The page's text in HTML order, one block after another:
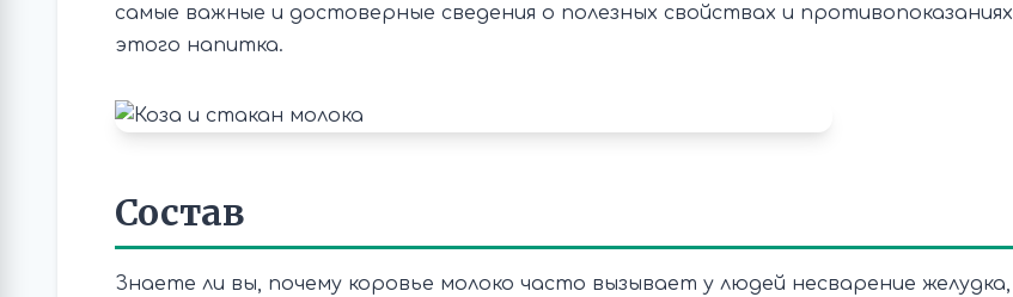
самые важные и достоверные сведения о полезных свойствах и противопоказаниях
этого напитка.
Состав
Знаете ли вы, почему коровье молоко часто вызывает у людей несварение желудка,